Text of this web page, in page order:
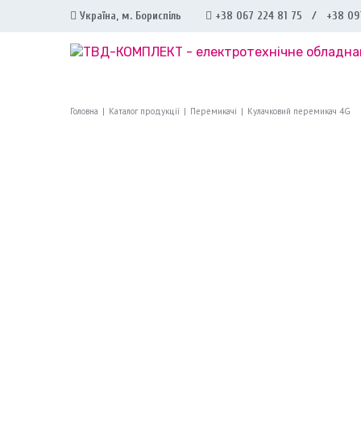
Україна, м. Бориспіль +38 067 224 81 75 / +38
Головна | Каталог продукції | Перемикачі | Кулачковий перемикач 4G